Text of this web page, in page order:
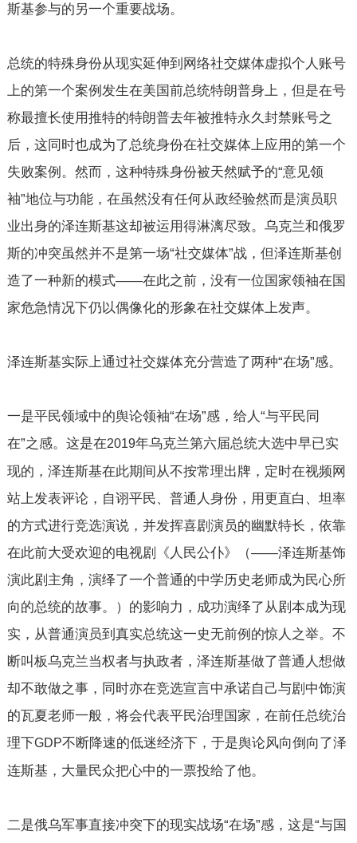
斯基参与的另一个重要战场。
总统的特殊身份从现实延伸到网络社交媒体虚拟个人账号
上的第一个案例发生在美国前总统特朗普身上，但是在号
称最擅长使用推特的特朗普去年被推特永久封禁账号之
后，这同时也成为了总统身份在社交媒体上应用的第一个
失败案例。然而，这种特殊身份被天然赋予的“意见领
袖”地位与功能，在虽然没有任何从政经验然而是演员职
业出身的泽连斯基这却被运用得淋漓尽致。乌克兰和俄罗
斯的冲突虽然并不是第一场“社交媒体”战，但泽连斯基创
造了一种新的模式——在此之前，没有一位国家领袖在国
家危急情况下仍以偶像化的形象在社交媒体上发声。
泽连斯基实际上通过社交媒体充分营造了两种“在场”感。
一是平民领域中的舆论领袖“在场”感，给人“与平民同
在”之感。这是在2019年乌克兰第六届总统大选中早已实
现的，泽连斯基在此期间从不按常理出牌，定时在视频网
站上发表评论，自诩平民、普通人身份，用更直白、坦率
的方式进行竞选演说，并发挥喜剧演员的幽默特长，依靠
在此前大受欢迎的电视剧《人民公仆》（——泽连斯基饰
演此剧主角，演绎了一个普通的中学历史老师成为民心所
向的总统的故事。）的影响力，成功演绎了从剧本成为现
实，从普通演员到真实总统这一史无前例的惊人之举。不
断叫板乌克兰当权者与执政者，泽连斯基做了普通人想做
却不敢做之事，同时亦在竞选宣言中承诺自己与剧中饰演
的瓦夏老师一般，将会代表平民治理国家，在前任总统治
理下GDP不断降速的低迷经济下，于是舆论风向倒向了泽
连斯基，大量民众把心中的一票投给了他。
二是俄乌军事直接冲突下的现实战场“在场”感，这是“与国